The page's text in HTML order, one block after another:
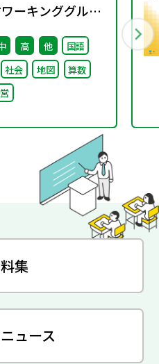
ーキンググルー
6回）配布資料
高 他
国語
社会 地図
算数
集
ュース